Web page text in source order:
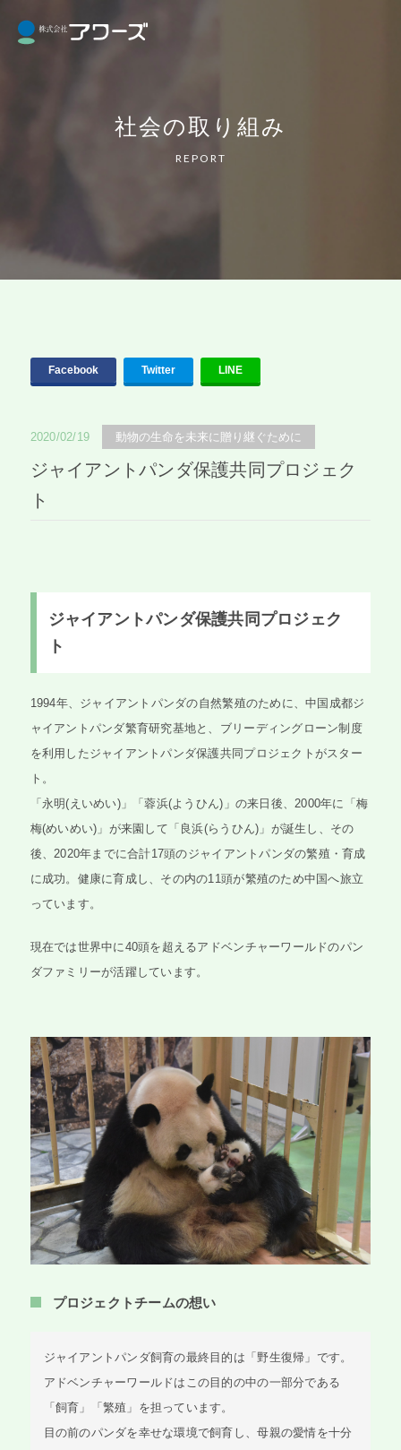
社会の取り組み
REPORT
Facebook Twitter LINE
2020/02/19 動物の生命を未来に贈り継ぐために
ジャイアントパンダ保護共同プロジェク
ト
ジャイアントパンダ保護共同プロジェク
ト
1994年、ジャイアントパンダの自然繁殖のために、中国成都ジ
ャイアントパンダ繁育研究基地と、ブリーディングローン制度
を利用したジャイアントパンダ保護共同プロジェクトがスター
ト。
「永明(えいめい)」「蓉浜(ようひん)」の来日後、2000年に「梅
梅(めいめい)」が来園して「良浜(らうひん)」が誕生し、その
後、2020年までに合計17頭のジャイアントパンダの繁殖・育成
に成功。健康に育成し、その内の11頭が繁殖のため中国へ旅立
っています。
現在では世界中に40頭を超えるアドベンチャーワールドのパン
ダファミリーが活躍しています。
プロジェクトチームの想い
ジャイアントパンダ飼育の最終目的は「野生復帰」です。
アドベンチャーワールドはこの目的の中の一部分である
「飼育」「繁殖」を担っています。
目の前のパンダを幸せな環境で飼育し、母親の愛情を十分